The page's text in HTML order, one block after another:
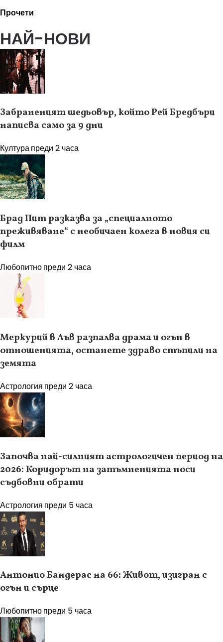
Прочети
НАЙ-НОВИ
Забраненият шедьовър, който Рей Бредбъри
написва само за 9 дни
Културапреди 2 часа
Брад Пит разказва за „специалното
преживяване“ с необичаен колега в новия си
филм
Любопитнопреди 2 часа
Меркурий в Лъв разпалва драма и огън в
отношенията, останете здраво стъпили на
земята
Астрология преди 2 часа
Започва най-силният астрологичен период на
2026: Коридорът на затъмненията носи
съдбовни обрати
Астрология преди 5 часа
Антонио Бандерас на 66: Живот, изигран с
огън и сърце
Любопитнопреди 5 часа